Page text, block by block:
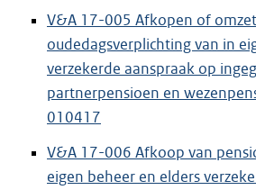
V&A 17-005 Afkopen of
oudedagsverplichting van in
verzekerde aanspraak op
partnerpensioen en
010417
V&A 17-006 Afkoop van
eigen beheer en elders